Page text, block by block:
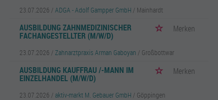
23.07.2026 / ADGA - Adolf Gampper GmbH / Mainhardt
AUSBILDUNG ZAHNMEDIZINISCHER
FACHANGESTELLTER (M/W/D)
Merken
23.07.2026 / Zahnarztpraxis Arman Gaboyan / Großbottwar
AUSBILDUNG KAUFFRAU /-MANN IM
EINZELHANDEL (M/W/D)
Merken
23.07.2026 / aktiv-markt M. Gebauer GmbH / Göppingen